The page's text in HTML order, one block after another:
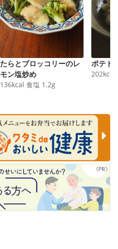
たらとブロッコリーのレ
モン塩炒め
136kcal 食塩 1.2g
ポテト
202kcal